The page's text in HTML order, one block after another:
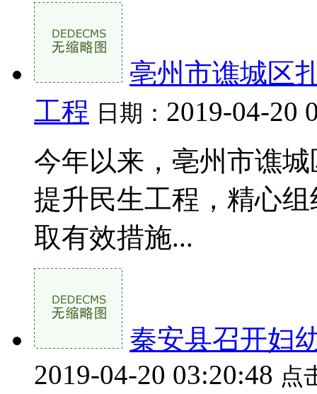
亳州市谯城区
工程 日期： 2019-04-20
今年以来，亳州市谯
提升民生工程，精心
取有效措施...
秦安县召开妇
2019-04-20 03:20:48 点